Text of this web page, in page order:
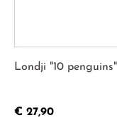
Londji "10 penguins"
€ 27,90